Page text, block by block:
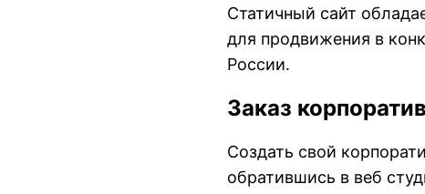
Статичный сайт
для продвижения в
России.
Заказ
Создать свой
обратившись в веб